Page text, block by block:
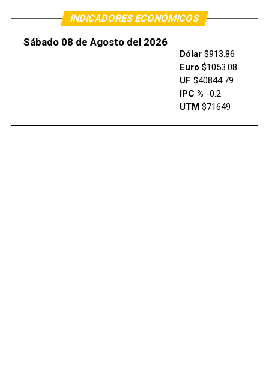
INDICADORES ECONÓMICOS
Sábado 08 de Agosto del 2026
Dólar$913.86
Euro $1053.08
UF $40844.79
IPC % -0.2
UTM$71649